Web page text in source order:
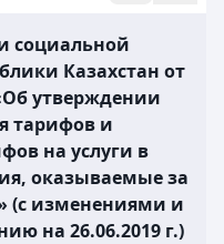
социальной
Казахстан от
утверждении
тарифов и
на услуги в
оказываемые за
(с изменениями и
на 26.06.2019 г.)